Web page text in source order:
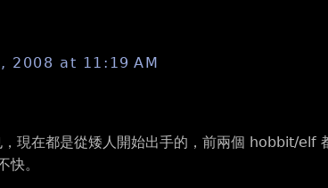
2008 at 11:19 AM
現在都是從矮人開始出手的，前兩個 hobbit/
快。